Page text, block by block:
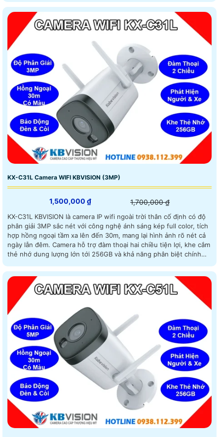
KX-C31L Camera WIFI KBVISION (3MP)
1,500,000 ₫ 1,700,000 ₫
KX-C31L KBVISION là camera IP wifi ngoài trời thân cố định có độ
phân giải 3MP sắc nét với công nghệ ánh sáng kép full color, tích
hợp hồng ngoại tầm xa lên đến 30m, mang lại hình ảnh rõ nét cả
ngày lẫn đêm. Camera hỗ trợ đàm thoại hai chiều tiện lợi, khe cắm
thẻ nhớ dung lượng lớn tới 256GB và khả năng phân biệt chính
minh